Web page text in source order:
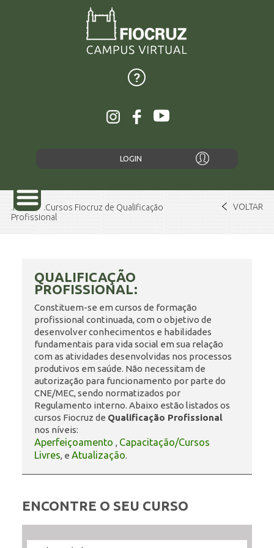
LOGIN
ENSINO
PLATAFORMAS
DOCUMENTOS
DOCENTES
Home
Cursos Fiocruz de Qualificação
Profissional
VOLTAR
QUALIFICAÇÃO
PROFISSIONAL:
Constituem-se em cursos de formação
profissional continuada, com o objetivo de
desenvolver conhecimentos e habilidades
fundamentais para vida social em sua relação
com as atividades desenvolvidas nos processos
produtivos em saúde. Não necessitam de
autorização para funcionamento por parte do
CNE/MEC, sendo normatizados por
Regulamento interno. Abaixo estão listados os
cursos Fiocruz de Qualificação Profissional
nos níveis:
Aperfeiçoamento, Capacitação/Cursos
Livres, eAtualização.
ENCONTRE O SEU CURSO
Filtrar
Filtrar
Selecione
Ordenar